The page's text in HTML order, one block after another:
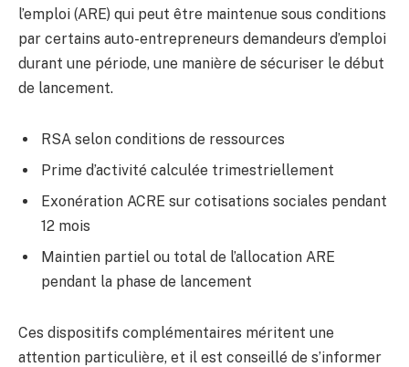
l’emploi (ARE) qui peut être maintenue sous conditions
par certains auto-entrepreneurs demandeurs d’emploi
durant une période, une manière de sécuriser le début
de lancement.
RSA selon conditions de ressources
Prime d’activité calculée trimestriellement
Exonération ACRE sur cotisations sociales pendant
12 mois
Maintien partiel ou total de l’allocation ARE
pendant la phase de lancement
Ces dispositifs complémentaires méritent une
attention particulière, et il est conseillé de s’informer